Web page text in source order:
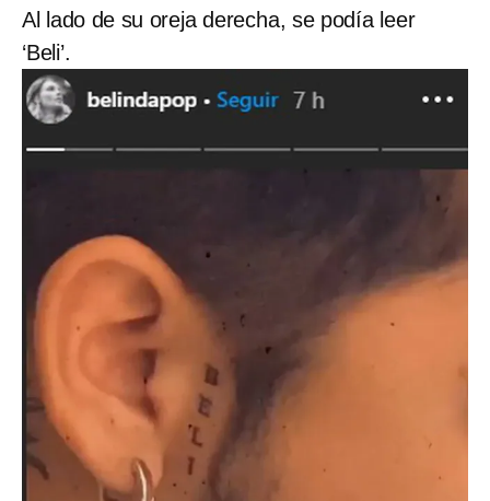
Al lado de su oreja derecha, se podía leer
‘Beli’.